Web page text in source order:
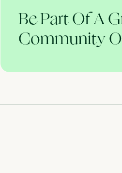
Be Part Of A
Community